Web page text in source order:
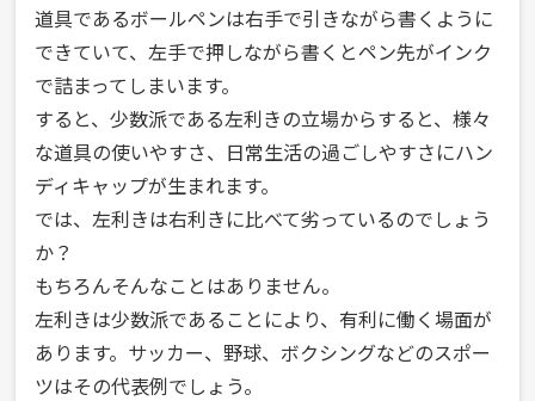
道具であるボールペンは右手で引きながら書くように
できていて、左手で押しながら書くとペン先がインク
で詰まってしまいます。
すると、少数派である左利きの立場からすると、様々
な道具の使いやすさ、日常生活の過ごしやすさにハン
ディキャップが生まれます。
では、左利きは右利きに比べて劣っているのでしょう
か？
もちろんそんなことはありません。
左利きは少数派であることにより、有利に働く場面が
あります。サッカー、野球、ボクシングなどのスポー
ツはその代表例でしょう。